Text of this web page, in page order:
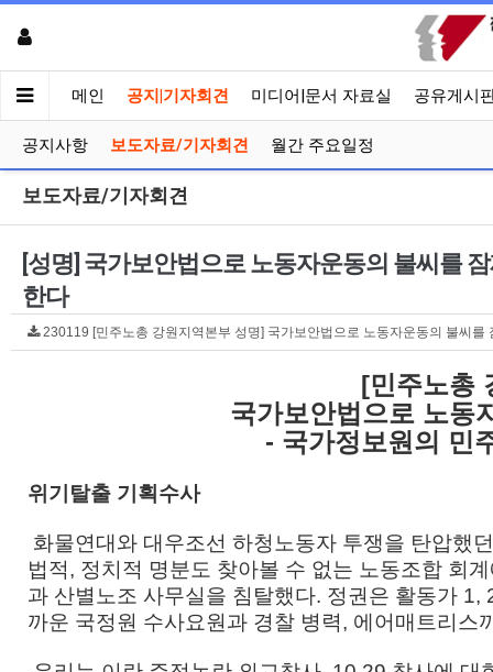
메인 공지|기자회견 미디어|문서 자료실 공유게시
공지사항 보도자료/기자회견 월간 주요일정
보도자료/기자회견
[성명] 국가보안법으로 노동자운동의 불씨를
한다
230119 [민주노총 강원지역본부 성명] 국가보안법으로 노동자운동의 불씨
[민주노총
국가보안법으로 노동
- 국가정보원의 민
위기탈출 기획수사
화물연대와 대우조선 하청노동자 투쟁을 탄압했
법적, 정치적 명분도 찾아볼 수 없는 노동조합 회
과 산별노조 사무실을 침탈했다. 정권은 활동가
까운 국정원 수사요원과 경찰 병력, 에어매트리스